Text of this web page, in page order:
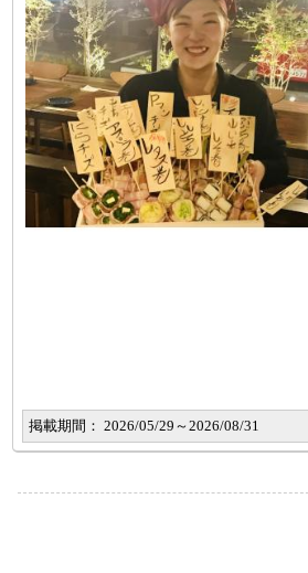
掲載期間： 2026/05/29～2026/08/31